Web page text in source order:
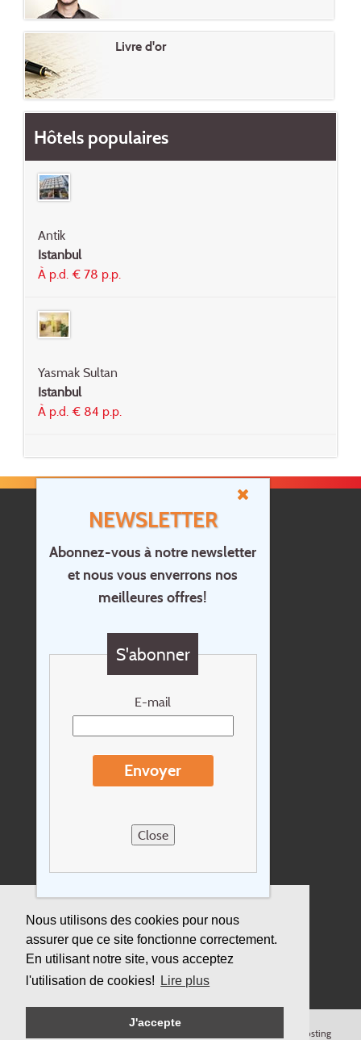
Nous utilisons des cookies pour nous
assurer que ce site fonctionne correctement.
En utilisant notre site, vous acceptez
l'utilisation de cookies!
Lire plus
J'accepte
NEWSLETTER
Abonnez-vous à notre newsletter
et nous vous enverrons nos
meilleures offres!
S'abonner
E-mail
Envoyer
Close
Livre d'or
Hôtels populaires
Antik
Istanbul
À p.d. € 78 p.p.
Yasmak Sultan
Istanbul
À p.d. € 84 p.p.
Accueil
Contact
Questions?
Newsletter
Conditions de voyage
Sitemap
Assurance
, 2000- Cloud hosting